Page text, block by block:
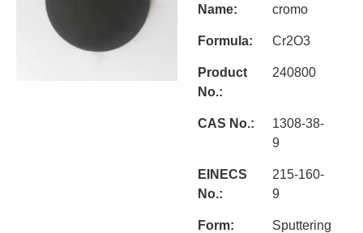
Name:
cromo
Formula: Cr2O3
Product
No.:
240800
CAS No.:
1308-38-
9
EINECS
No.:
215-160-
9
Form:
Sputtering